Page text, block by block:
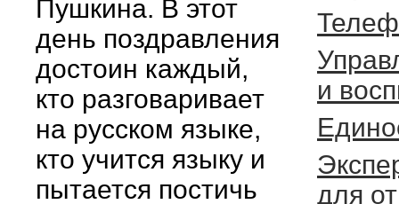
Пушкина. В этот
день поздравления
достоин каждый,
кто разговаривает
на русском языке,
кто учится языку и
пытается постичь
и
для